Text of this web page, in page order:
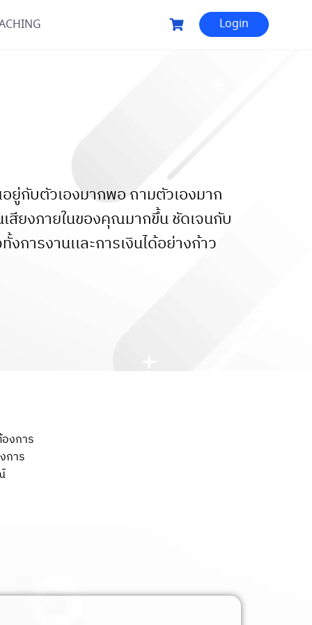
Login
ยู่กับตัวเองมากพอ ถามตัวเองมาก
ยงภายในของคุณมากขึ้น ชัดเจนกับ
ารงานเเละการเงินได้อย่างก้าว
งการ
การ